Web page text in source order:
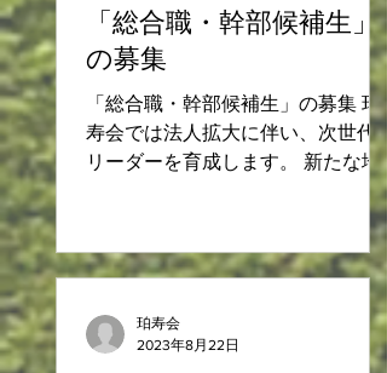
「総合職・幹部候補生」
の募集
「総合職・幹部候補生」の募集 珀
寿会では法人拡大に伴い、次世代の
リーダーを育成します。 新たな地
平で、挑戦をしたい方。 是非、ご
応募下さい。 職種 総合職（幹部
候補生） 勤務形態 正社員 募集人
員 若干名 業務内容 新たなリーダ
ーとなるべく介護部門、事務部門、
本部事務部門、...
珀寿会
2023年8月22日